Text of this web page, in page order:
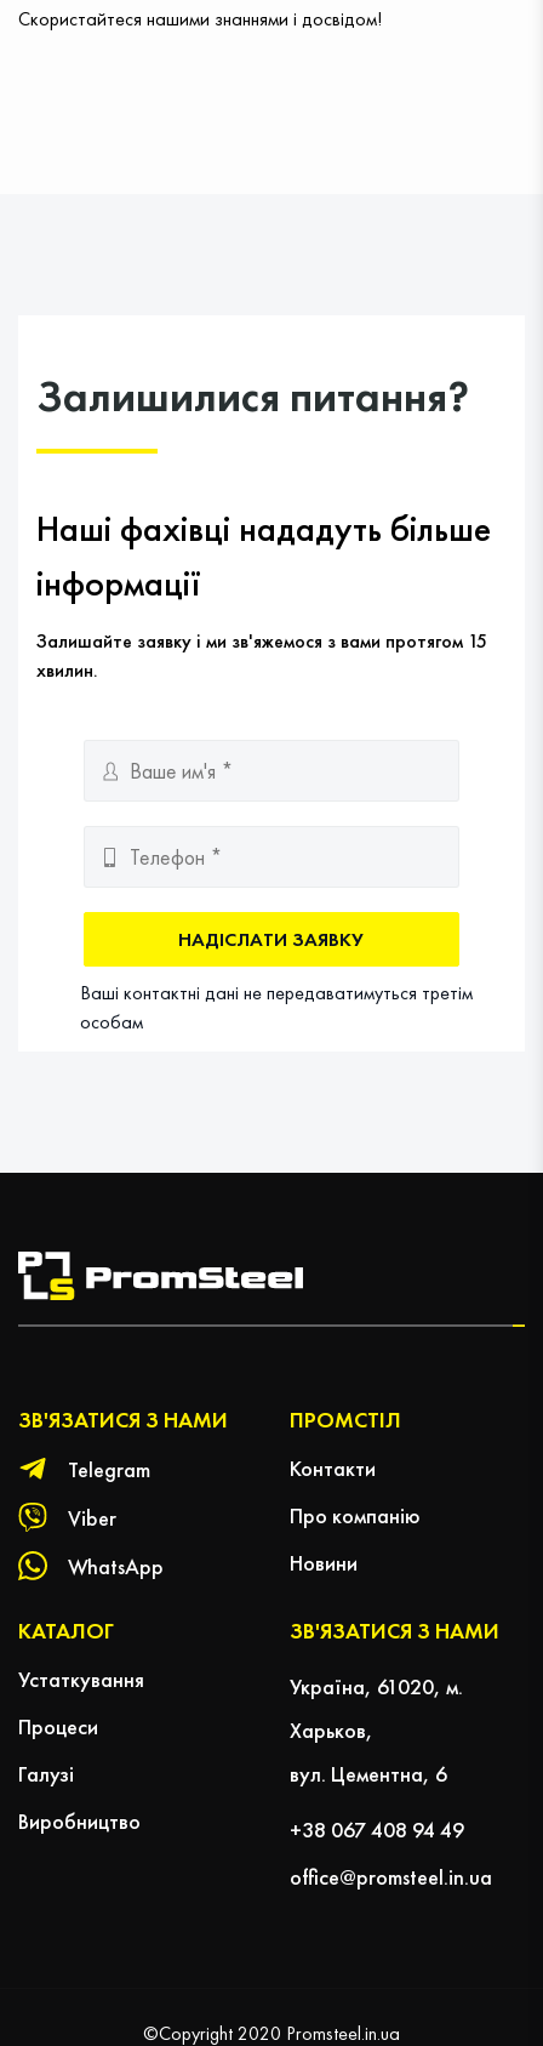
Скористайтеся нашими знаннями і досвідом!
Залишилися питання?
Наші фахівці нададуть більше
інформації
Залишайте заявку і ми зв'яжемося з вами протягом 15
хвилин.
НАДІСЛАТИ ЗАЯВКУ
Ваші контактні дані не передаватимуться третім
особам
ЗВ'ЯЗАТИСЯ З НАМИ
Telegram
Viber
WhatsApp
ПРОМCТІЛ
Контакти
Про компанію
Новини
КАТАЛОГ
Устаткування
Процеси
Галузі
Виробництво
ЗВ'ЯЗАТИСЯ З НАМИ
Україна, 61020, м.
Харьков,
вул. Цементна, 6
+38 067 408 94 49
office@promsteel.in.ua
©Copyright 2020 Promsteel.in.ua